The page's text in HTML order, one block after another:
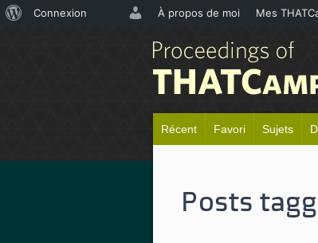
Récent Favori Sujets
Posts
Connexion À propos de moi Mes